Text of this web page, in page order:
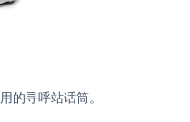
的寻呼站话筒。